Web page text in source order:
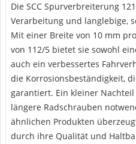
Die SCC Spurverbreiterung
Verarbeitung und langlebige,
Mit einer Breite von 10 mm
von 112/5 bietet sie sowohl
auch ein verbessertes
die Korrosionsbeständigkeit,
garantiert. Ein kleiner
längere Radschrauben
ähnlichen Produkten
durch ihre Qualität und